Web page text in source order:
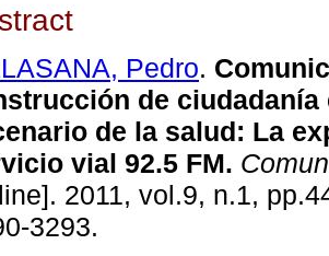
Pedro.
de ciudadanía
de la salud: La
vial 92.5 FM.
2011, vol.9, n.1,
3293.